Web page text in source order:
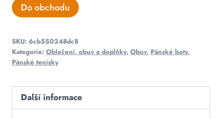
Do obchodu
SKU: 6cb550248dc8
Kategorie: Oblečení, obuv a doplňky, Obuv, Pánské boty,
Pánské tenisky
Další informace